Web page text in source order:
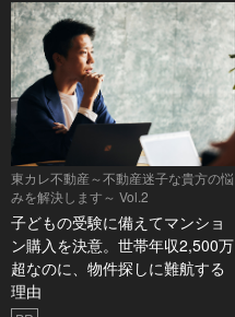
東カレ不動産～不動産迷子な貴方の悩
みを解決します～ Vol.2
子どもの受験に備えてマンショ
ン購入を決意。世帯年収2,500万
超なのに、物件探しに難航する
理由